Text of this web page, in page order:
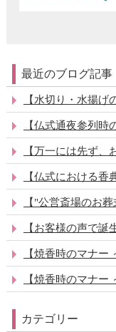
最近のブログ記事
【水切り・水揚げ
【仏式通夜参列時
【万一には先ず、
【仏式における香
【"公営斎場のお
【お客様の声で誕
【焼香時のマナー
【焼香時のマナー
カテゴリー